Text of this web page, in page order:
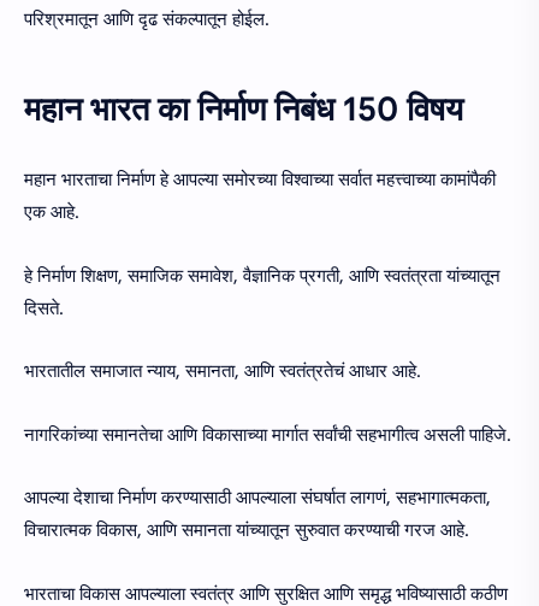
परिश्रमातून आणि दृढ संकल्पातून होईल.
महान भारत का निर्माण निबंध 150 विषय
महान भारताचा निर्माण हे आपल्या समोरच्या विश्वाच्या सर्वात महत्त्वाच्या कामांपैकी
एक आहे.
हे निर्माण शिक्षण, समाजिक समावेश, वैज्ञानिक प्रगती, आणि स्वतंत्रता यांच्यातून
दिसते.
भारतातील समाजात न्याय, समानता, आणि स्वतंत्रतेचं आधार आहे.
नागरिकांच्या समानतेचा आणि विकासाच्या मार्गात सर्वांची सहभागीत्व असली पाहिजे.
आपल्या देशाचा निर्माण करण्यासाठी आपल्याला संघर्षात लागणं, सहभागात्मकता,
विचारात्मक विकास, आणि समानता यांच्यातून सुरुवात करण्याची गरज आहे.
भारताचा विकास आपल्याला स्वतंत्र आणि सुरक्षित आणि समृद्ध भविष्यासाठी कठीण